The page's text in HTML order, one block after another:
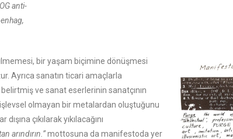
anti-
bir yaşam biçimine dönüşmesi
Ayrıca sanatın ticari amaçlarla
belirtmiş ve sanat eserlerinin sanatçının
işlevsel olmayan bir metalardan oluştuğunu
çıkılarak yıkılacağını
arındırın.”mottosuna da manifestoda yer